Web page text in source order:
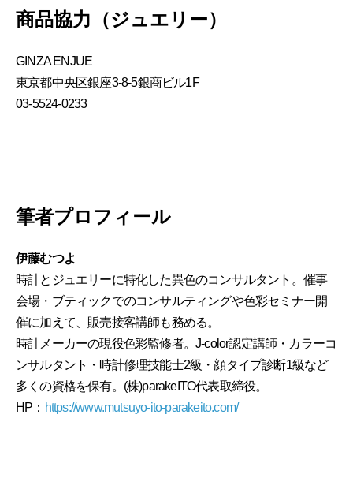
商品協力（ジュエリー）
GINZA ENJUE
東京都中央区銀座3-8-5銀商ビル1F
03-5524-0233
筆者プロフィール
伊藤むつよ
時計とジュエリーに特化した異色のコンサルタント。催事
会場・ブティックでのコンサルティングや色彩セミナー開
催に加えて、販売接客講師も務める。
時計メーカーの現役色彩監修者。J-color認定講師・カラーコ
ンサルタント・時計修理技能士2級・顔タイプ診断1級など
多くの資格を保有。(株)parakeITO代表取締役。
HP： https://www.mutsuyo-ito-parakeito.com/